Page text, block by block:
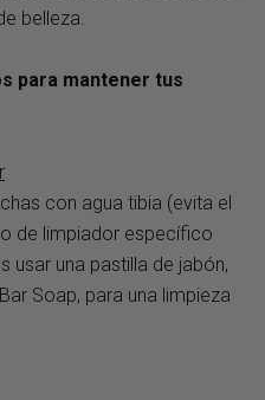
belleza.
para mantener tus
con agua tibia (evita el
de limpiador específico
usar una pastilla de jabón,
Bar Soap, para una limpieza